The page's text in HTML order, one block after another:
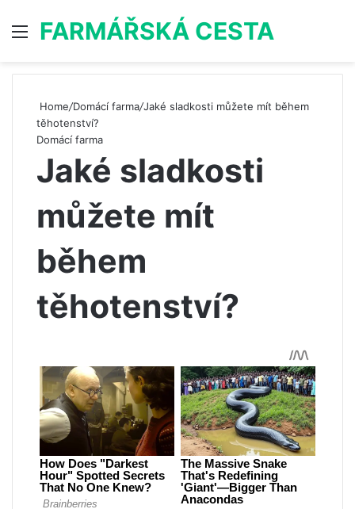
Menu
FARMÁŘSKÁ CESTA
Home/Domácí farma/Jaké sladkosti můžete mít během
těhotenství?
Domácí farma
Jaké sladkosti
můžete mít
během
těhotenství?